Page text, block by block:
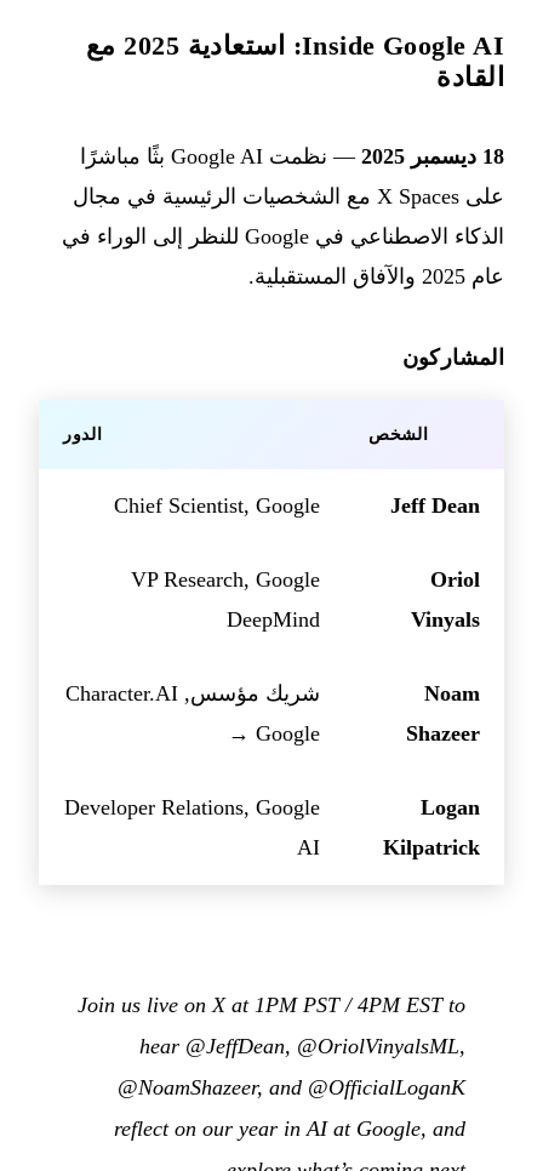
Inside Google AI: استعادية 2025 مع
القادة
18 ديسمبر 2025
— نظمت Google AI بثًا مباشرًا
على X Spaces مع الشخصيات الرئيسية في مجال
الذكاء الاصطناعي في Google للنظر إلى الوراء في
عام 2025 والآفاق المستقبلية.
المشاركون
الشخص الدور
Jeff Dean
Chief Scientist, Google
Oriol
Vinyals
VP Research, Google
DeepMind
Noam
Shazeer
شريك مؤسس, Character.AI
→ Google
Logan
Kilpatrick
Developer Relations, Google
AI
Join us live on X at 1PM PST / 4PM EST to
hear @JeffDean, @OriolVinyalsML,
@NoamShazeer, and @OfficialLoganK
reflect on our year in AI at Google, and